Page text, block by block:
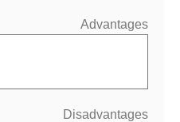
Advantages
Disadvantages